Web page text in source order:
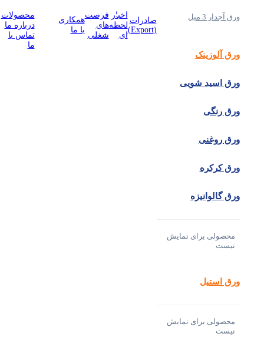
ورق آجدار 3 میل
ورق آلوزینک
ورق اسید شویی
ورق رنگی
ورق روغنی
ورق کرکره
ورق گالوانیزه
محصولی برای نمایش
نیست
ورق استیل
محصولی برای نمایش
نیست
صادرات
(Export)
اخبار
لحظه
ای
فرصت
های
شغلی
همکاری
با ما
محصولات
درباره ما
تماس با
ما